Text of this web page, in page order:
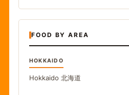
FOOD BY AREA
HOKKAIDO
Hokkaido 北海道